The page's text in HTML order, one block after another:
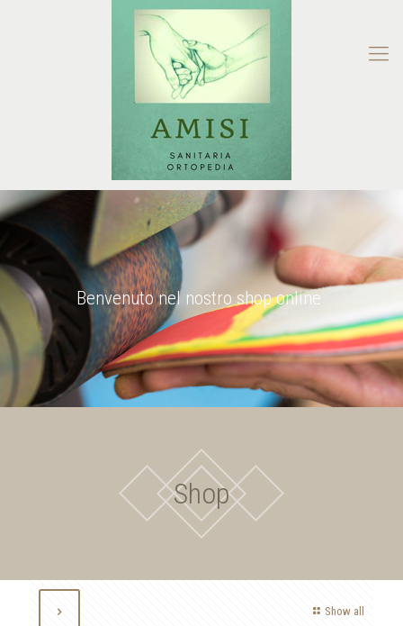
Benvenuto nel nostro shop online
Shop
Show all